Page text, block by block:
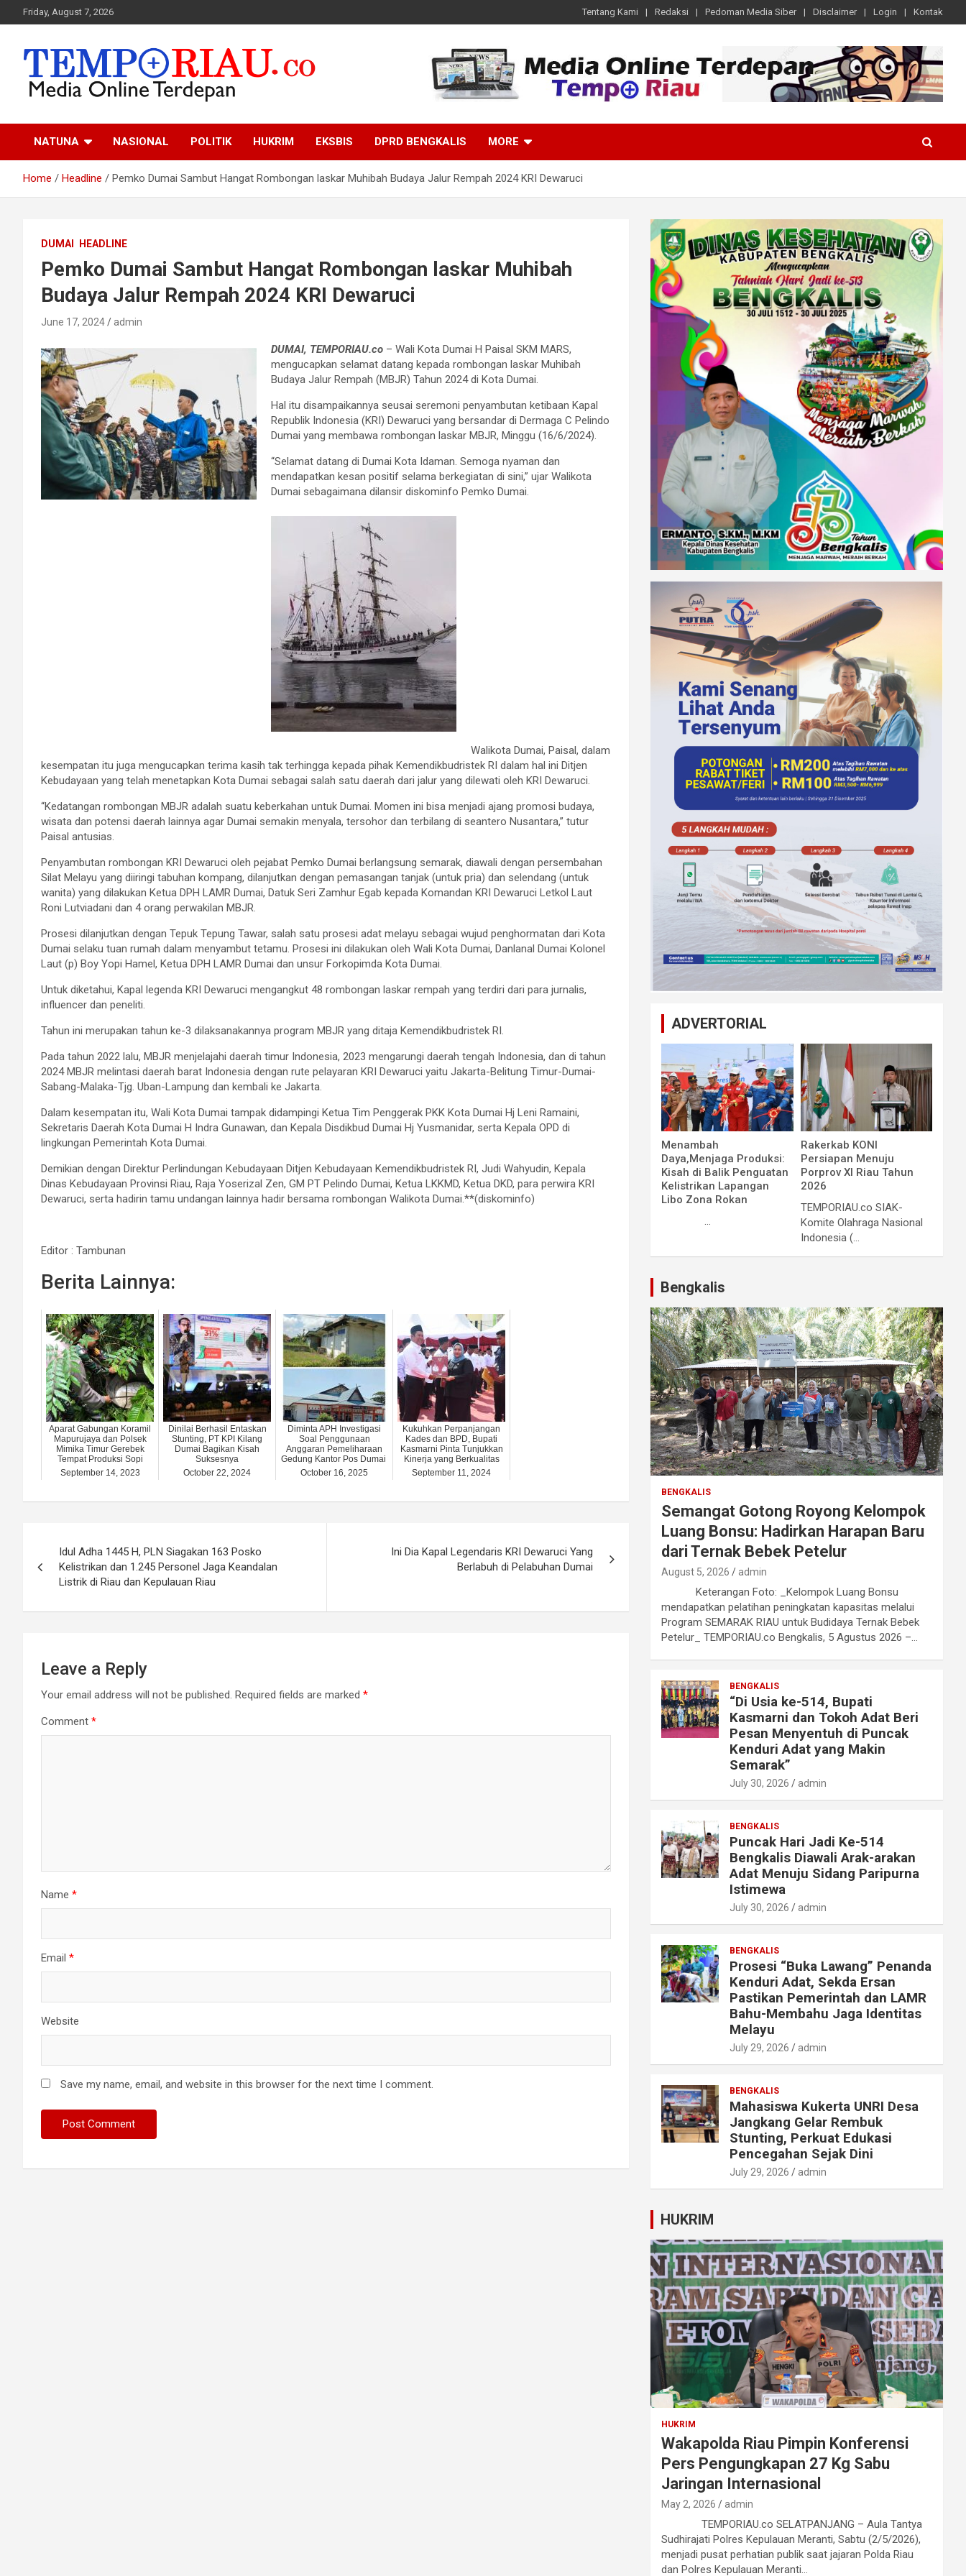
to
Friday, August 7, 2026 Tentang Kami Redaksi Pedoman Media Siber Disclaimer Login Kontak
Tempo Riau
NATUNA NASIONAL POLITIK HUKRIM EKSBIS DPRD BENGKALIS MORE
Home Headline Pemko Dumai Sambut Hangat Rombongan laskar Muhibah Budaya Jalur Rempah 2024 KRI Dewaruci
DUMAI HEADLINE
Pemko Dumai Sambut Hangat Rombongan laskar Muhibah
Budaya Jalur Rempah 2024 KRI Dewaruci
June 17, 2024 admin
DUMAI, TEMPORIAU.co – Wali Kota Dumai H Paisal SKM MARS,
mengucapkan selamat datang kepada rombongan laskar Muhibah
Budaya Jalur Rempah (MBJR) Tahun 2024 di Kota Dumai.
Hal itu disampaikannya seusai seremoni penyambutan ketibaan Kapal
Republik Indonesia (KRI) Dewaruci yang bersandar di Dermaga C Pelindo
Dumai yang membawa rombongan laskar MBJR, Minggu (16/6/2024).
“Selamat datang di Dumai Kota Idaman. Semoga nyaman dan
mendapatkan kesan positif selama berkegiatan di sini,” ujar Walikota
Dumai sebagaimana dilansir diskominfo Pemko Dumai.
Walikota Dumai, Paisal, dalam
kesempatan itu juga mengucapkan terima kasih tak terhingga kepada pihak Kemendikbudristek RI dalam hal ini Ditjen
Kebudayaan yang telah menetapkan Kota Dumai sebagai salah satu daerah dari jalur yang dilewati oleh KRI Dewaruci.
“Kedatangan rombongan MBJR adalah suatu keberkahan untuk Dumai. Momen ini bisa menjadi ajang promosi budaya,
wisata dan potensi daerah lainnya agar Dumai semakin menyala, tersohor dan terbilang di seantero Nusantara,” tutur
Paisal antusias.
Penyambutan rombongan KRI Dewaruci oleh pejabat Pemko Dumai berlangsung semarak, diawali dengan persembahan
Silat Melayu yang diiringi tabuhan kompang, dilanjutkan dengan pemasangan tanjak (untuk pria) dan selendang (untuk
wanita) yang dilakukan Ketua DPH LAMR Dumai, Datuk Seri Zamhur Egab kepada Komandan KRI Dewaruci Letkol Laut
Roni Lutviadani dan 4 orang perwakilan MBJR.
Prosesi dilanjutkan dengan Tepuk Tepung Tawar, salah satu prosesi adat melayu sebagai wujud penghormatan dari Kota
Dumai selaku tuan rumah dalam menyambut tetamu. Prosesi ini dilakukan oleh Wali Kota Dumai, Danlanal Dumai Kolonel
Laut (p) Boy Yopi Hamel, Ketua DPH LAMR Dumai dan unsur Forkopimda Kota Dumai.
Untuk diketahui, Kapal legenda KRI Dewaruci mengangkut 48 rombongan laskar rempah yang terdiri dari para jurnalis,
influencer dan peneliti.
Tahun ini merupakan tahun ke-3 dilaksanakannya program MBJR yang ditaja Kemendikbudristek RI.
Pada tahun 2022 lalu, MBJR menjelajahi daerah timur Indonesia, 2023 mengarungi daerah tengah Indonesia, dan di tahun
2024 MBJR melintasi daerah barat Indonesia dengan rute pelayaran KRI Dewaruci yaitu Jakarta-Belitung Timur-Dumai-
Sabang-Malaka-Tjg. Uban-Lampung dan kembali ke Jakarta.
Dalam kesempatan itu, Wali Kota Dumai tampak didampingi Ketua Tim Penggerak PKK Kota Dumai Hj Leni Ramaini,
Sekretaris Daerah Kota Dumai H Indra Gunawan, dan Kepala Disdikbud Dumai Hj Yusmanidar, serta Kepala OPD di
lingkungan Pemerintah Kota Dumai.
Demikian dengan Direktur Perlindungan Kebudayaan Ditjen Kebudayaan Kemendikbudristek RI, Judi Wahyudin, Kepala
Dinas Kebudayaan Provinsi Riau, Raja Yoserizal Zen, GM PT Pelindo Dumai, Ketua LKKMD, Ketua DKD, para perwira KRI
Dewaruci, serta hadirin tamu undangan lainnya hadir bersama rombongan Walikota Dumai.**(diskominfo)
Editor : Tambunan
Berita Lainnya:
Aparat Gabungan Koramil
Mapurujaya dan Polsek
Mimika Timur Gerebek
Tempat Produksi Sopi
September 14, 2023
Dinilai Berhasil Entaskan
Stunting, PT KPI Kilang
Dumai Bagikan Kisah
Suksesnya
October 22, 2024
Diminta APH Investigasi
Soal Penggunaan
Anggaran Pemeliharaan
Gedung Kantor Pos Dumai
October 16, 2025
Kukuhkan Perpanjangan
Kades dan BPD, Bupati
Kasmarni Pinta Tunjukkan
Kinerja yang Berkualitas
September 11, 2024
navigation
Idul Adha 1445 H, PLN Siagakan 163 Posko
Kelistrikan dan 1.245 Personel Jaga Keandalan
Listrik di Riau dan Kepulauan Riau
Ini Dia Kapal Legendaris KRI Dewaruci Yang
Berlabuh di Pelabuhan Dumai
Leave a Reply
Your email address will not be published. Required fields are marked *
Comment *
Name *
Email *
Website
Save my name, email, and website in this browser for the next time I comment.
ADVERTORIAL
Menambah
Daya,Menjaga Produksi:
Kisah di Balik Penguatan
Kelistrikan Lapangan
Libo Zona Rokan
...
Rakerkab KONI
Persiapan Menuju
Porprov XI Riau Tahun
2026
TEMPORIAU.co SIAK-
Komite Olahraga Nasional
Indonesia (...
Bengkalis
BENGKALIS
Semangat Gotong Royong Kelompok
Luang Bonsu: Hadirkan Harapan Baru
dari Ternak Bebek Petelur
August 5, 2026 admin
Keterangan Foto: _Kelompok Luang Bonsu
mendapatkan pelatihan peningkatan kapasitas melalui
Program SEMARAK RIAU untuk Budidaya Ternak Bebek
Petelur_ TEMPORIAU.co Bengkalis, 5 Agustus 2026 –…
BENGKALIS
“Di Usia ke-514, Bupati
Kasmarni dan Tokoh Adat Beri
Pesan Menyentuh di Puncak
Kenduri Adat yang Makin
Semarak”
July 30, 2026 admin
BENGKALIS
Puncak Hari Jadi Ke-514
Bengkalis Diawali Arak-arakan
Adat Menuju Sidang Paripurna
Istimewa
July 30, 2026 admin
BENGKALIS
Prosesi “Buka Lawang” Penanda
Kenduri Adat, Sekda Ersan
Pastikan Pemerintah dan LAMR
Bahu-Membahu Jaga Identitas
Melayu
July 29, 2026 admin
BENGKALIS
Mahasiswa Kukerta UNRI Desa
Jangkang Gelar Rembuk
Stunting, Perkuat Edukasi
Pencegahan Sejak Dini
July 29, 2026 admin
HUKRIM
HUKRIM
Wakapolda Riau Pimpin Konferensi
Pers Pengungkapan 27 Kg Sabu
Jaringan Internasional
May 2, 2026 admin
TEMPORIAU.co SELATPANJANG – Aula Tantya
Sudhirajati Polres Kepulauan Meranti, Sabtu (2/5/2026),
menjadi pusat perhatian publik saat jajaran Polda Riau
dan Polres Kepulauan Meranti…